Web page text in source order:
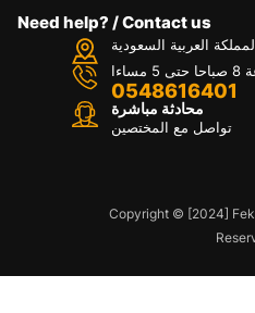
Need help? / Contact us
العربية السعودية
0548616401
محادثة مباشرة
تواصل مع المختصين
Copyright © [2024]